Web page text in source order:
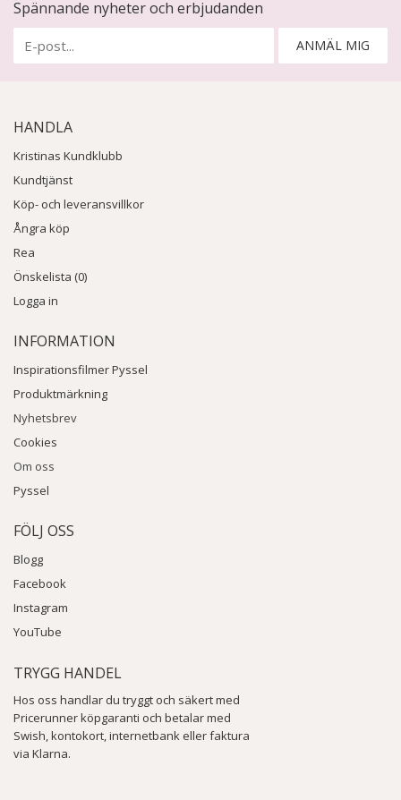
Spännande nyheter och erbjudanden
ANMÄL MIG
HANDLA
Kristinas Kundklubb
Kundtjänst
Köp- och leveransvillkor
Ångra köp
Rea
Önskelista (0)
Logga in
INFORMATION
Inspirationsfilmer Pyssel
Produktmärkning
Nyhetsbrev
Cookies
Om oss
Pyssel
FÖLJ OSS
Blogg
Facebook
Instagram
YouTube
TRYGG HANDEL
Hos oss handlar du tryggt och säkert med
Pricerunner köpgaranti och betalar med
Swish, kontokort, internetbank eller faktura
via Klarna.